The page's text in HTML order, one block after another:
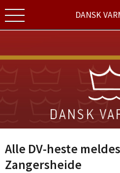
DANSK
Alle DV-heste
Zangersheide